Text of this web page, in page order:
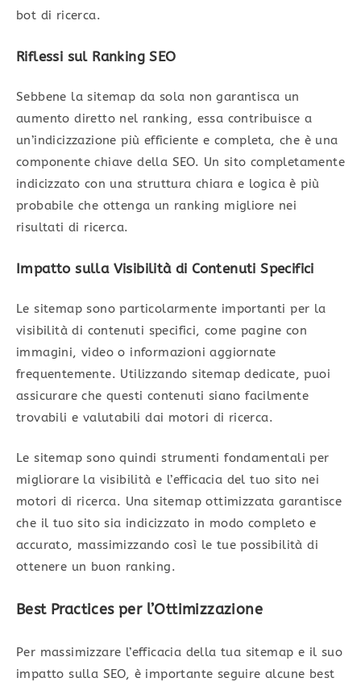
bot di ricerca.
Riflessi sul Ranking SEO
Sebbene la sitemap da sola non garantisca un
aumento diretto nel ranking, essa contribuisce a
un’indicizzazione più efficiente e completa, che è una
componente chiave della SEO. Un sito completamente
indicizzato con una struttura chiara e logica è più
probabile che ottenga un ranking migliore nei
risultati di ricerca.
Impatto sulla Visibilità di Contenuti Specifici
Le sitemap sono particolarmente importanti per la
visibilità di contenuti specifici, come pagine con
immagini, video o informazioni aggiornate
frequentemente. Utilizzando sitemap dedicate, puoi
assicurare che questi contenuti siano facilmente
trovabili e valutabili dai motori di ricerca.
Le sitemap sono quindi strumenti fondamentali per
migliorare la visibilità e l’efficacia del tuo sito nei
motori di ricerca. Una sitemap ottimizzata garantisce
che il tuo sito sia indicizzato in modo completo e
accurato, massimizzando così le tue possibilità di
ottenere un buon ranking.
Best Practices per l’Ottimizzazione
Per massimizzare l’efficacia della tua sitemap e il suo
impatto sulla SEO, è importante seguire alcune best